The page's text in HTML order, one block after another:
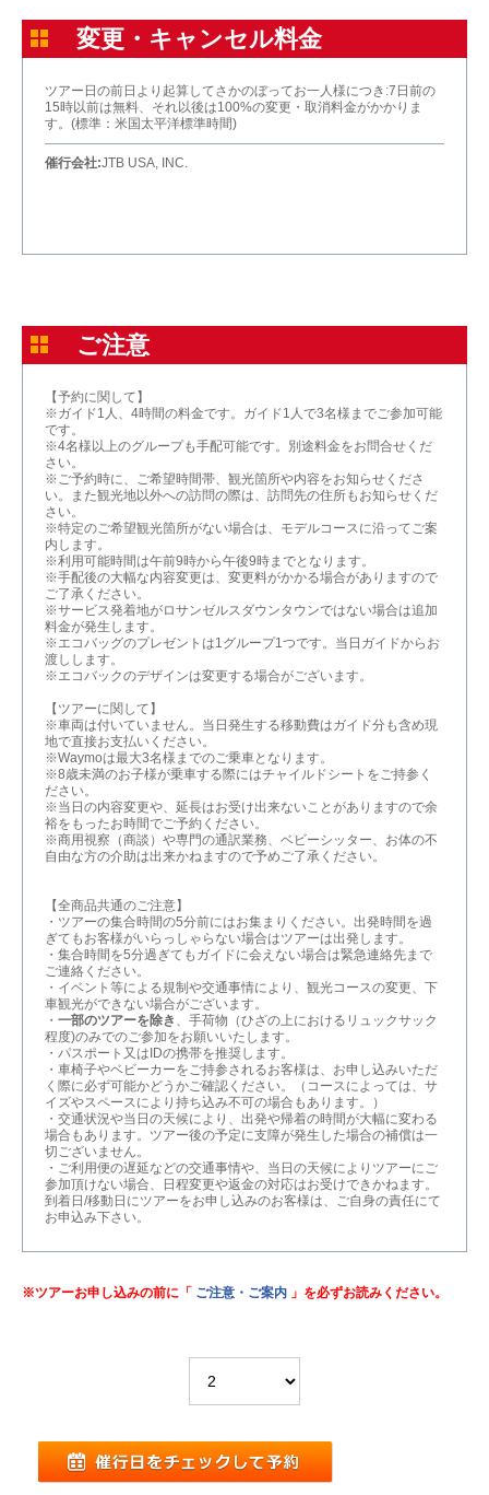
変更・キャンセル料金
ツアー日の前日より起算してさかのぼってお一人様につき:7日前の
15時以前は無料、それ以後は100%の変更・取消料金がかかりま
す。(標準：米国太平洋標準時間)
催行会社:JTB USA, INC.
ご注意
【予約に関して】
※ガイド1人、4時間の料金です。ガイド1人で3名様までご参加可能
です。
※4名様以上のグループも手配可能です。別途料金をお問合せくだ
さい。
※ご予約時に、ご希望時間帯、観光箇所や内容をお知らせくださ
い。また観光地以外への訪問の際は、訪問先の住所もお知らせくだ
さい。
※特定のご希望観光箇所がない場合は、モデルコースに沿ってご案
内します。
※利用可能時間は午前9時から午後9時までとなります。
※手配後の大幅な内容変更は、変更料がかかる場合がありますので
ご了承ください。
※サービス発着地がロサンゼルスダウンタウンではない場合は追加
料金が発生します。
※エコバッグのプレゼントは1グループ1つです。当日ガイドからお
渡しします。
※エコバックのデザインは変更する場合がございます。
【ツアーに関して】
※車両は付いていません。当日発生する移動費はガイド分も含め現
地で直接お支払いください。
※Waymoは最大3名様までのご乗車となります。
※8歳未満のお子様が乗車する際にはチャイルドシートをご持参く
ださい。
※当日の内容変更や、延長はお受け出来ないことがありますので余
裕をもったお時間でご予約ください。
※商用視察（商談）や専門の通訳業務、ベビーシッター、お体の不
自由な方の介助は出来かねますので予めご了承ください。
【全商品共通のご注意】
・ツアーの集合時間の5分前にはお集まりください。出発時間を過
ぎてもお客様がいらっしゃらない場合はツアーは出発します。
・集合時間を5分過ぎてもガイドに会えない場合は緊急連絡先まで
ご連絡ください。
・イベント等による規制や交通事情により、観光コースの変更、下
車観光ができない場合がございます。
・ 一部のツアーを除き 、手荷物（ひざの上におけるリュックサック
程度)のみでのご参加をお願いいたします。
・パスポート又はIDの携帯を推奨します。
・車椅子やベビーカーをご持参されるお客様は、お申し込みいただ
く際に必ず可能かどうかご確認ください。（コースによっては、サ
イズやスペースにより持ち込み不可の場合もあります。）
・交通状況や当日の天候により、出発や帰着の時間が大幅に変わる
場合もあります。ツアー後の予定に支障が発生した場合の補償は一
切ございません。
・ご利用便の遅延などの交通事情や、当日の天候によりツアーにご
参加頂けない場合、日程変更や返金の対応はお受けできかねます。
到着日/移動日にツアーをお申し込みのお客様は、ご自身の責任にて
お申込み下さい。
※ツアーお申し込みの前に「 ご注意・ご案内 」を必ずお読みください。